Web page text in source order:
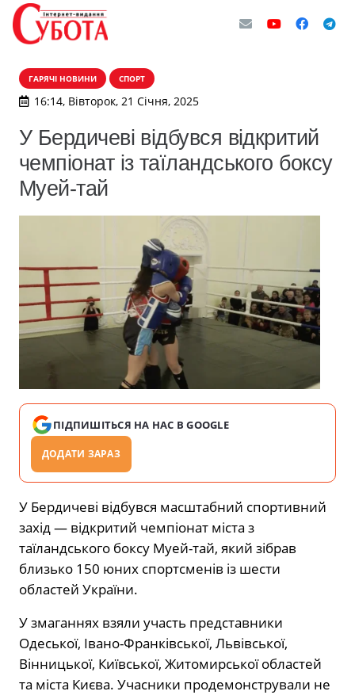
ГАРЯЧІ НОВИНИ СПОРТ
16:14, Вівторок, 21 Січня, 2025
У Бердичеві відбувся відкритий
чемпіонат із таїландського боксу
Муей-тай
ПІДПИШІТЬСЯ НА НАС В GOOGLE
ДОДАТИ ЗАРАЗ
У Бердичеві відбувся масштабний спортивний
захід — відкритий чемпіонат міста з
таїландського боксу Муей-тай, який зібрав
близько 150 юних спортсменів із шести
областей України.
У змаганнях взяли участь представники
Одеської, Івано-Франківської, Львівської,
Вінницької, Київської, Житомирської областей
та міста Києва. Учасники продемонстрували не